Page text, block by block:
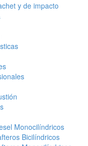
y de impacto
Monocilíndricos
Bicilíndricos